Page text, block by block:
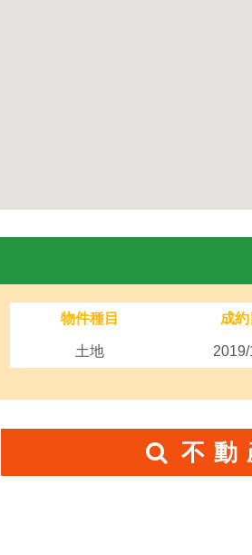
物件種目 成
土地
不動